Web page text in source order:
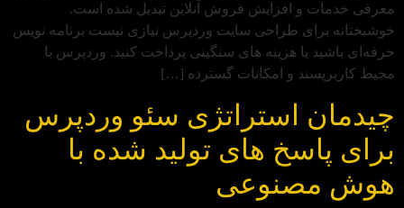
معرفی خدمات و افزایش فروش آنلاین تبدیل شده است.
خوشبختانه برای طراحی سایت وردپرس نیازی نیست برنامه‌ نویس
حرفه‌ای باشید یا هزینه‌ های سنگینی پرداخت کنید. وردپرس با
محیط کاربرپسند و امکانات گسترده […]
چیدمان استراتژی سئو وردپرس
برای پاسخ‌ های تولید شده با
هوش مصنوعی